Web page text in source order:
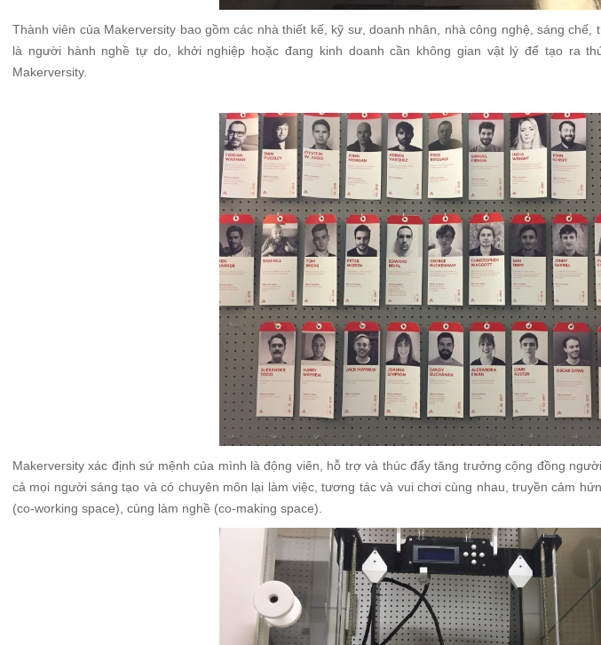
Thành viên của Makerversity bao gồm các nhà thiết kế, kỹ sư, doanh nhân, nhà công nghệ, sáng
là người hành nghề tự do, khởi nghiệp hoặc đang kinh doanh cần không gian vật lý để tạo ra
Makerversity.
Makerversity xác định sứ mệnh của mình là động viên, hỗ trợ và thúc đẩy tăng trưởng cộng đồng
cả mọi người sáng tạo và có chuyên môn lại làm việc, tương tác và vui chơi cùng nhau, truyền cảm
(co-working space), cùng làm nghề (co-making space).